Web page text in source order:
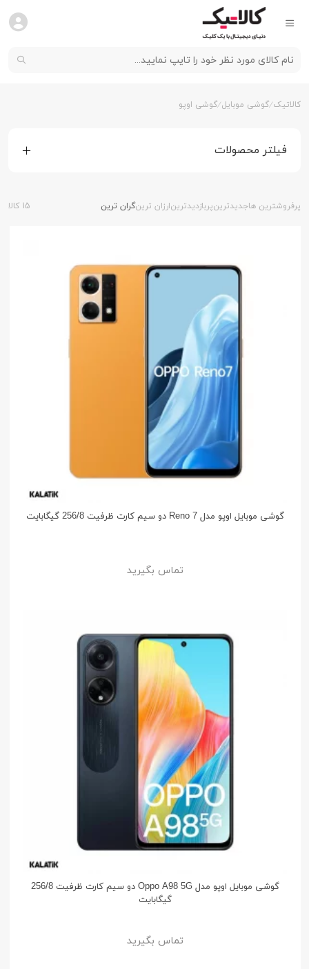
کالاتیک گوشی موبایل گوشی اوپو
فیلتر محصولات
پرفروشترین هاجدیدترینپربازدیدترینارزان ترینگران ترین 15 کالا
گوشی موبایل اوپو مدل Reno 7 دو سیم کارت ظرفیت 256/8 گیگابایت
تماس بگیرید
گوشی موبایل اوپو مدل Oppo A98 5G دو سیم کارت ظرفیت 256/8
گیگابایت
تماس بگیرید